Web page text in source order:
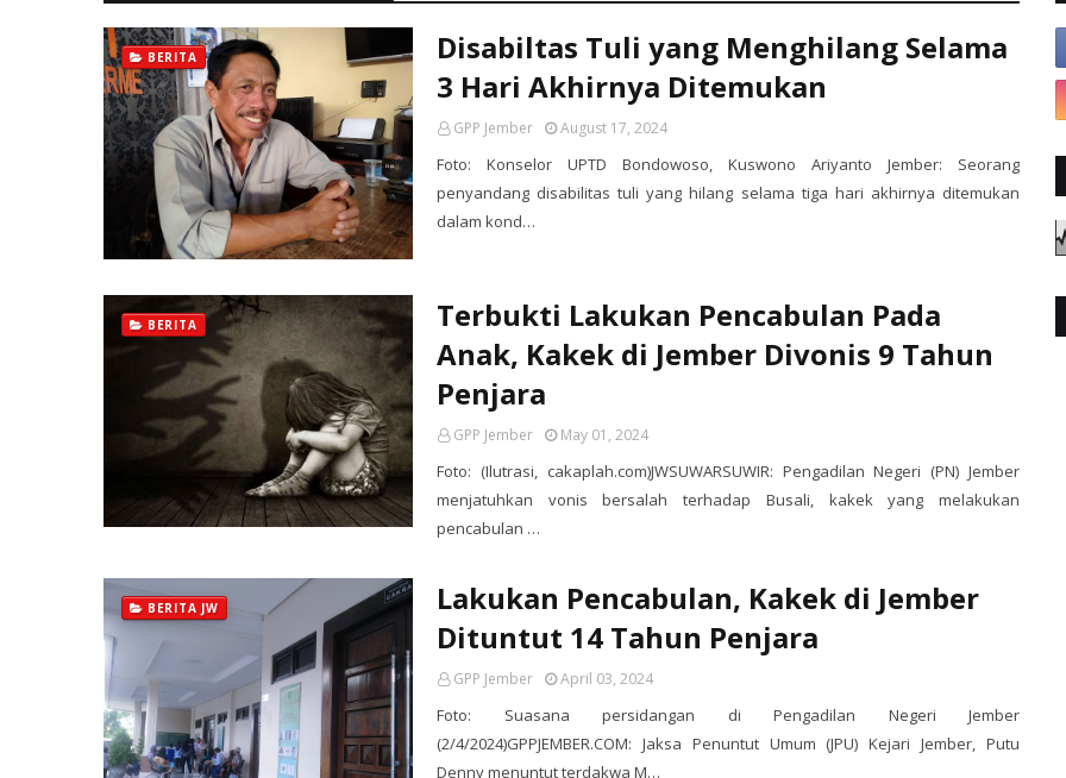
BERITA
Disabiltas Tuli yang Menghilang Selama
3 Hari Akhirnya Ditemukan
GPP Jember August 17, 2024
Foto: Konselor UPTD Bondowoso, Kuswono Ariyanto Jember: Seorang
penyandang disabilitas tuli yang hilang selama tiga hari akhirnya ditemukan
dalam kond…
BERITA
Terbukti Lakukan Pencabulan Pada
Anak, Kakek di Jember Divonis 9 Tahun
Penjara
GPP Jember May 01, 2024
Foto: (Ilutrasi, cakaplah.com)JWSUWARSUWIR: Pengadilan Negeri (PN) Jember
menjatuhkan vonis bersalah terhadap Busali, kakek yang melakukan
pencabulan …
BERITA JW
Lakukan Pencabulan, Kakek di Jember
Dituntut 14 Tahun Penjara
GPP Jember April 03, 2024
Foto: Suasana persidangan di Pengadilan Negeri Jember
(2/4/2024)GPPJEMBER.COM: Jaksa Penuntut Umum (JPU) Kejari Jember, Putu
Denny menuntut terdakwa M…